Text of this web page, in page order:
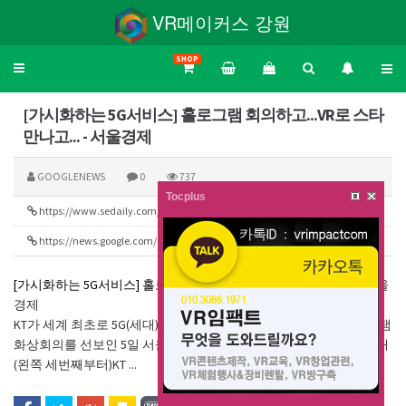
VR메이커스 강원
Toggle
SHOP
[가시화하는 5G서비스] 홀로그램 회의하고...VR로 스타
만나고... - 서울경제
GOOGLENEWS 0 737
https://www.sedaily.com/NewsView/1VGH0JLYR1
156
https://news.google.com/rss/search?q=vr&hl=ko&gl=KR&ceid=KR:ko
[가시화하는 5G서비스] 홀로그램 회의하고...VR로 스타 만나고...서울
경제
KT가 세계 최초로 5G(세대) 네트워크를 활용한 한국-미국 간 홀로그램
화상회의를 선보인 5일 서울 마포구 누리꿈스퀘어 K-Live에서 이필재
(왼쪽 세번째부터)KT ...
Tocplus